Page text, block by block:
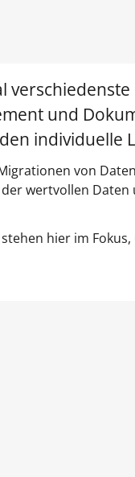
und
individuelle
von
wertvollen Daten
hier im